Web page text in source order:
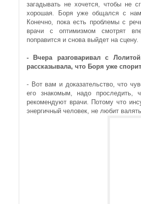
загадывать не хочется, чтобы не
хорошая. Боря уже общался с
Конечно, пока есть проблемы с
врачи с оптимизмом смотрят
поправится и снова выйдет на сцену.
- Вчера разговаривал с
рассказывала, что Боря уже
- Вот вам и доказательство, что
его знакомым, надо проследить,
рекомендуют врачи. Потому что
энергичный человек, не любит